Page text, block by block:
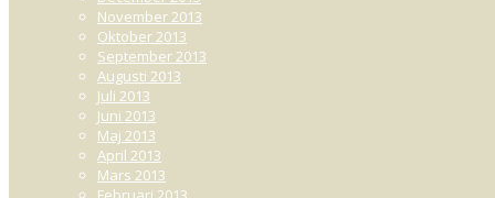
November 2013
Oktober 2013
September 2013
Augusti 2013
Juli 2013
Juni 2013
Maj 2013
April 2013
Mars 2013